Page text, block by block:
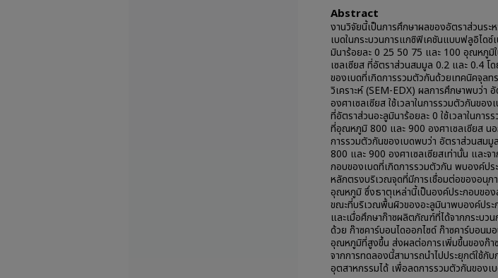
Abstract
งานวิจัยนี้เป็นการศึกษาผลของอัตราส่วนร
เบดในกระบวนการแกซิฟิเคชันแบบฟลูอิได
มินาร้อยละ 0 25 50 75 และ 100 อุณหภูมิ
เซลเซียส ที่อัตราส่วนสมมูล 0.2 และ 0.4 โ
ของเบดที่เกิดการรวมตัวกันด้วยเทคนิคจุล
วิเคราะห์ (SEM-EDX) ผลการศึกษาพบว่
องศาเซลเซียส ใช้เวลาในการรวมตัวกันข
ที่อัตราส่วนอะลูมินาร้อยละ 0 ใช้เวลาในกา
ที่อุณหภูมิ 800 และ 900 องศาเซลเซียส น
การรวมตัวกันของเบดพบว่า อัตราส่วนสม
800 และ 900 องศาเซลเซียสเท่านั้น และจ
กอบของเบดที่เกิดการรวมตัวกัน พบองค์ป
หลักตรงบริเวณจุดที่มีการเชื่อมต่อของอนุภ
อุณหภูมิ ซึ่งธาตุเหล่านี้เป็นองค์ประกอบขอ
ขณะที่บริเวณพื้นผิวของอะลูมินาพบองค์ปร
และเมื่อศึกษาก๊าซผลิตภัณฑ์ที่ได้จากกระบว
ด้วย ก๊าซคาร์บอนไดออกไซด์ ก๊าซคาร์บอนม
อุณหภูมิที่สูงขึ้น ส่งผลต่อการเพิ่มขึ้นของก๊า
จากการทดลองนี้สามารถนำไปประยุกต์ใช้กั
อุตสาหกรรมได้ เพื่อลดการรวมตัวกันของเ